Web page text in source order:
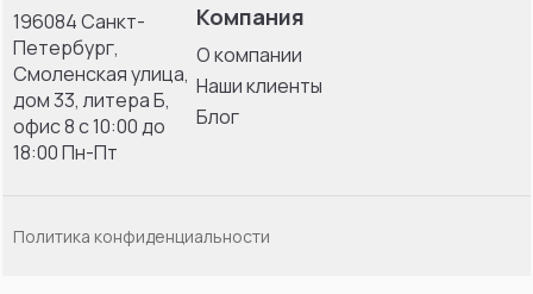
196084 Санкт-
Петербург,
Смоленская улица,
дом 33, литерa Б,
офис 8 с 10:00 до
18:00 Пн-Пт
Компания
О компании
Наши клиенты
Блог
Политика конфиденциальности